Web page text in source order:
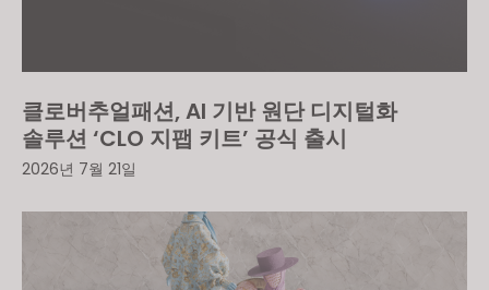
클로버추얼패션, AI 기반 원단 디지털화
솔루션 ‘CLO 지팹 키트’ 공식 출시
2026년 7월 21일